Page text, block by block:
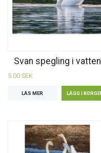
Svan spegling i vatten
5.00 SEK
LÄS MER